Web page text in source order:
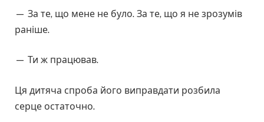
— За те, що мене не було. За те, що я не зрозумів
раніше.
— Ти ж працював.
Ця дитяча спроба його виправдати розбила
серце остаточно.